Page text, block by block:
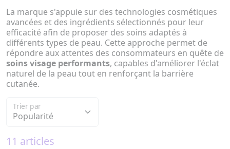
La marque s'appuie sur des technologies cosmétiques
avancées et des ingrédients sélectionnés pour leur
efficacité afin de proposer des soins adaptés à
différents types de peau. Cette approche permet de
répondre aux attentes des consommateurs en quête de
soins visage performants, capables d'améliorer l'éclat
naturel de la peau tout en renforçant la barrière
cutanée.
Trier par
11 articles